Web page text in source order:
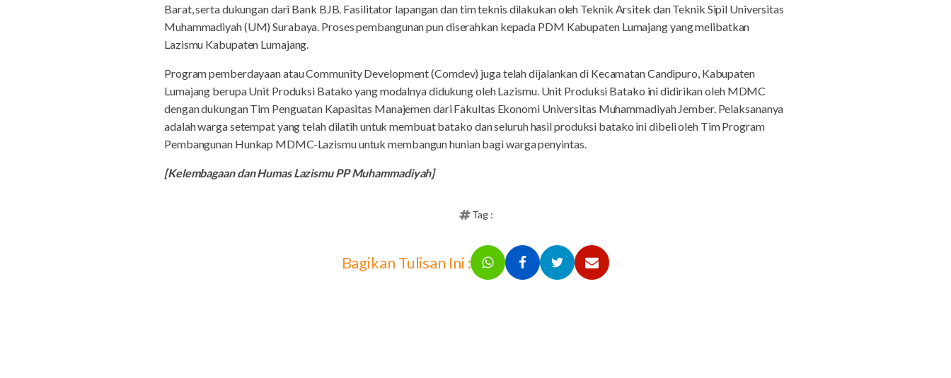
Barat, serta dukungan dari Bank BJB. Fasilitator lapangan dan tim teknis dilakukan oleh Teknik Arsitek dan Teknik Sipil Universitas
Muhammadiyah (UM) Surabaya. Proses pembangunan pun diserahkan kepada PDM Kabupaten Lumajang yang melibatkan
Lazismu Kabupaten Lumajang.
Program pemberdayaan atau Community Development (Comdev) juga telah dijalankan di Kecamatan Candipuro, Kabupaten
Lumajang berupa Unit Produksi Batako yang modalnya didukung oleh Lazismu. Unit Produksi Batako ini didirikan oleh MDMC
dengan dukungan Tim Penguatan Kapasitas Manajemen dari Fakultas Ekonomi Universitas Muhammadiyah Jember. Pelaksananya
adalah warga setempat yang telah dilatih untuk membuat batako dan seluruh hasil produksi batako ini dibeli oleh Tim Program
Pembangunan Hunkap MDMC-Lazismu untuk membangun hunian bagi warga penyintas.
[Kelembagaan dan Humas Lazismu PP Muhammadiyah]
Tag :
Bagikan Tulisan Ini :